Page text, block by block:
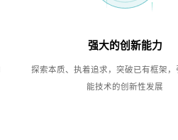
强大的创新能力
探索本质、执着追求，突破已有框架，
能技术的创新性发展